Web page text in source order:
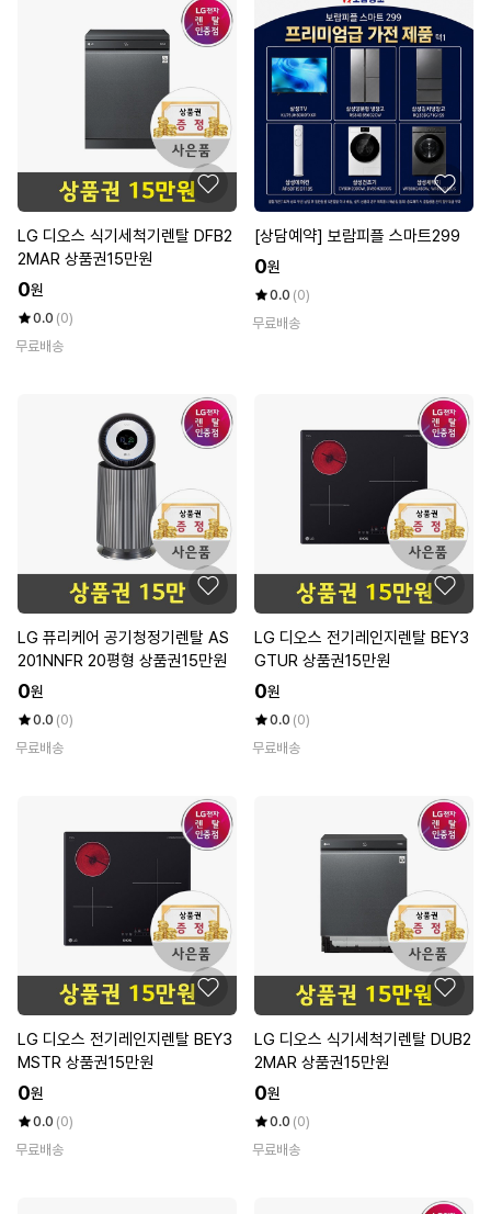
LG 디오스 식기세척기렌탈 DFB2
2MAR 상품권15만원
0원
0.0 (0)
무료배송
[상담예약] 보람피플 스마트299
0원
0.0 (0)
무료배송
LG 퓨리케어 공기청정기렌탈 AS
201NNFR 20평형 상품권15만원
0원
0.0 (0)
무료배송
LG 디오스 전기레인지렌탈 BEY3
GTUR 상품권15만원
0원
0.0 (0)
무료배송
LG 디오스 전기레인지렌탈 BEY3
MSTR 상품권15만원
0원
0.0 (0)
무료배송
LG 디오스 식기세척기렌탈 DUB2
2MAR 상품권15만원
0원
0.0 (0)
무료배송